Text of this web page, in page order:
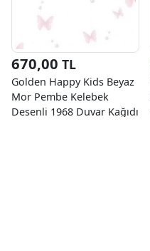
670,00 TL
Golden Happy Kids Beyaz
Mor Pembe Kelebek
Desenli 1968 Duvar Kağıdı